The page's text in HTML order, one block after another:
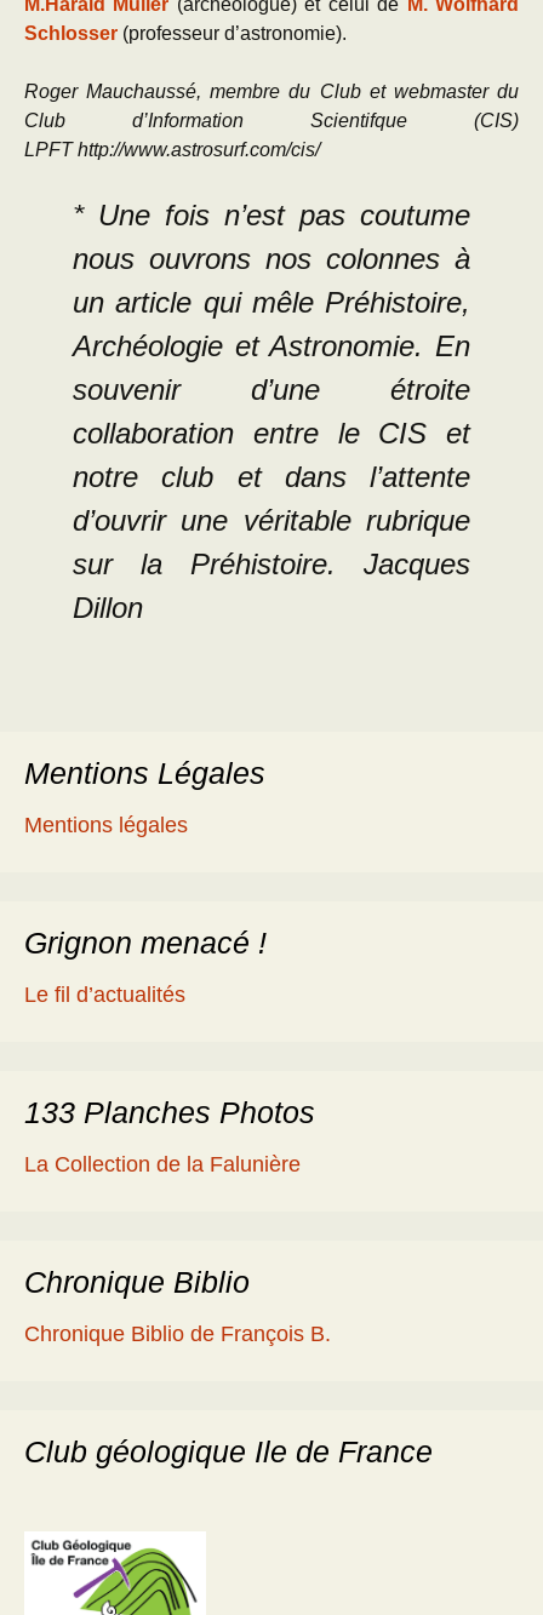
M.Harald Muller (archéologue) et celui de M. Wolfhard
Schlosser (professeur d’astronomie).
Roger Mauchaussé, membre du Club et webmaster du
Club d’Information Scientifque (CIS)
LPFT http://www.astrosurf.com/cis/
* Une fois n’est pas coutume
nous ouvrons nos colonnes à
un article qui mêle Préhistoire,
Archéologie et Astronomie. En
souvenir d’une étroite
collaboration entre le CIS et
notre club et dans l’attente
d’ouvrir une véritable rubrique
sur la Préhistoire. Jacques
Dillon
Mentions Légales
Mentions légales
Grignon menacé !
Le fil d’actualités
133 Planches Photos
La Collection de la Falunière
Chronique Biblio
Chronique Biblio de François B.
Club géologique Ile de France